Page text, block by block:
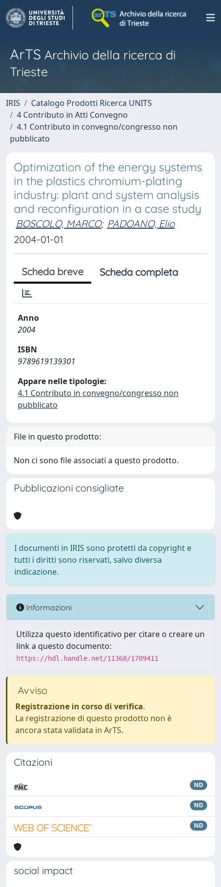
ArTS Archivio della ricerca di
Trieste
IRIS
Catalogo Prodotti Ricerca UNITS
4 Contributo in Atti Convegno
4.1 Contributo in convegno/congresso non
pubblicato
Optimization of the energy systems
in the plastics chromium-plating
industry: plant and system analysis
and reconfiguration in a case study
BOSCOLO, MARCO; PADOANO, Elio
2004-01-01
Scheda breve Scheda completa
Anno
2004
ISBN
9789619139301
Appare nelle tipologie:
4.1 Contributo in convegno/congresso non
pubblicato
File in questo prodotto:
Non ci sono file associati a questo prodotto.
Pubblicazioni consigliate
I documenti in IRIS sono protetti da copyright e
tutti i diritti sono riservati, salvo diversa
indicazione.
Informazioni
Utilizza questo identificativo per citare o creare un
link a questo documento:
https://hdl.handle.net/11368/1709411
Avviso
Registrazione in corso di verifica.
La registrazione di questo prodotto non è
ancora stata validata in ArTS.
Citazioni
ND
ND
ND
social impact